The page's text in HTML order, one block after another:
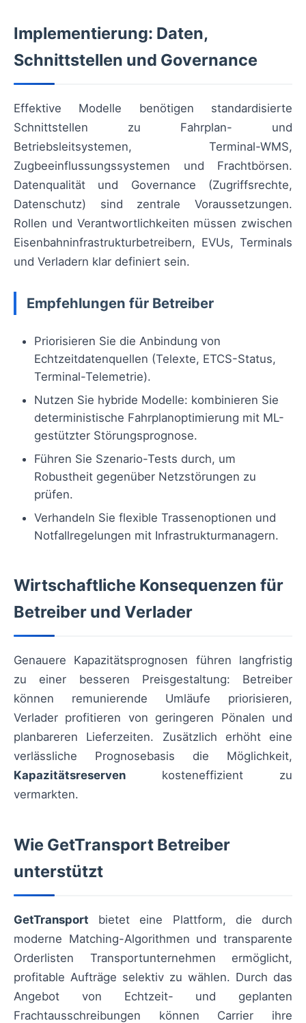
Implementierung: Daten,
Schnittstellen und Governance
Effektive Modelle benötigen standardisierte
Schnittstellen zu Fahrplan- und
Betriebsleitsystemen, Terminal-WMS,
Zugbeeinflussungssystemen und Frachtbörsen.
Datenqualität und Governance (Zugriffsrechte,
Datenschutz) sind zentrale Voraussetzungen.
Rollen und Verantwortlichkeiten müssen zwischen
Eisenbahninfrastrukturbetreibern, EVUs, Terminals
und Verladern klar definiert sein.
Empfehlungen für Betreiber
Priorisieren Sie die Anbindung von
Echtzeitdatenquellen (Telexte, ETCS-Status,
Terminal-Telemetrie).
Nutzen Sie hybride Modelle: kombinieren Sie
deterministische Fahrplanoptimierung mit ML-
gestützter Störungsprognose.
Führen Sie Szenario-Tests durch, um
Robustheit gegenüber Netzstörungen zu
prüfen.
Verhandeln Sie flexible Trassenoptionen und
Notfallregelungen mit Infrastrukturmanagern.
Wirtschaftliche Konsequenzen für
Betreiber und Verlader
Genauere Kapazitätsprognosen führen langfristig
zu einer besseren Preisgestaltung: Betreiber
können remunierende Umläufe priorisieren,
Verlader profitieren von geringeren Pönalen und
planbareren Lieferzeiten. Zusätzlich erhöht eine
verlässliche Prognosebasis die Möglichkeit,
Kapazitätsreserven kosteneffizient zu
vermarkten.
Wie GetTransport Betreiber
unterstützt
GetTransport bietet eine Plattform, die durch
moderne Matching-Algorithmen und transparente
Orderlisten Transportunternehmen ermöglicht,
profitable Aufträge selektiv zu wählen. Durch das
Angebot von Echtzeit- und geplanten
Frachtausschreibungen können Carrier ihre